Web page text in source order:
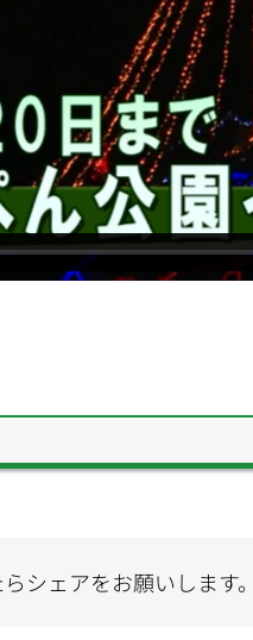
シェアをお願いします。